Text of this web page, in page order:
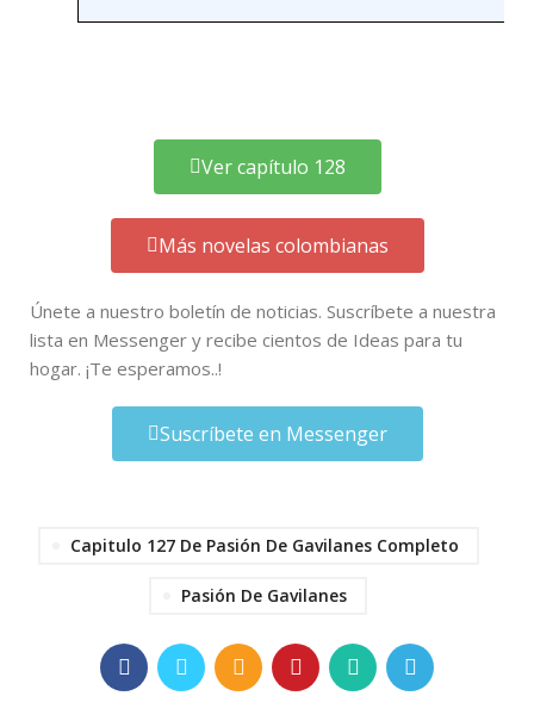
Ver capítulo 128
Más novelas colombianas
Únete a nuestro boletín de noticias. Suscríbete a nuestra
lista en Messenger y recibe cientos de Ideas para tu
hogar. ¡Te esperamos..!
Suscríbete en Messenger
Capitulo 127 De Pasión De Gavilanes Completo
Pasión De Gavilanes